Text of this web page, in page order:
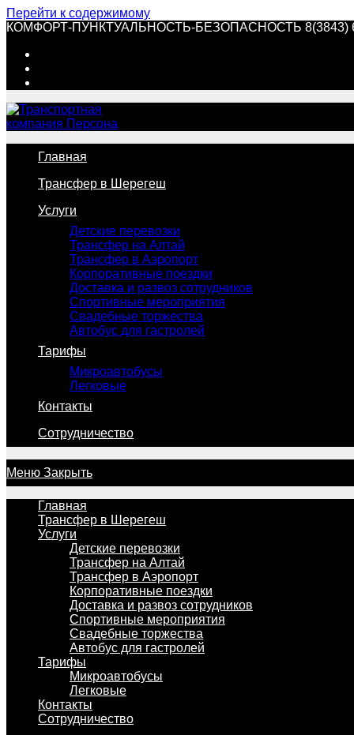
Перейти к содержимому
КОМФОРТ-ПУНКТУАЛЬНОСТЬ-БЕЗОПАСНОСТЬ 8(3843)
Главная
Трансфер в Шерегеш
Услуги
Детские перевозки
Трансфер на Алтай
Трансфер в Аэропорт
Корпоративные поездки
Доставка и развоз сотрудников
Спортивные мероприятия
Свадебные торжества
Автобус для гастролей
Тарифы
Микроавтобусы
Легковые
Контакты
Сотрудничество
Меню Закрыть
Главная
Трансфер в Шерегеш
Услуги
Детские перевозки
Трансфер на Алтай
Трансфер в Аэропорт
Корпоративные поездки
Доставка и развоз сотрудников
Спортивные мероприятия
Свадебные торжества
Автобус для гастролей
Тарифы
Микроавтобусы
Легковые
Контакты
Сотрудничество